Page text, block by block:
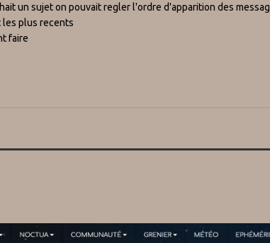
un sujet on pouvait regler l'ordre d'apparition des
les plus recents
faire